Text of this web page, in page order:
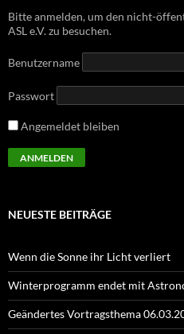
Bitte anmelden, um den nicht-
ASL e.V. zu besuchen.
Benutzername
Passwort
Angemeldet bleiben
NEUESTE BEITRÄGE
Wenn die Sonne ihr Licht verliert
Winterprogramm endet mit
Geändertes Vortragsthema